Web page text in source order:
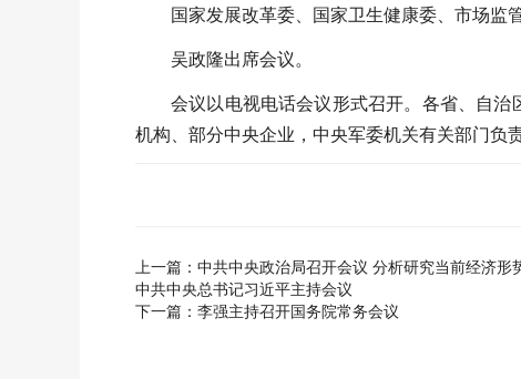
国家发展改革委、国家卫生健康委、市场监
吴政隆出席会议。
会议以电视电话会议形式召开。各省、自
机构、部分中央企业，中央军委机关有关部门负
上一篇： 中共中央政治局召开会议 分析研究当前经济形
中共中央总书记习近平主持会议
下一篇： 李强主持召开国务院常务会议